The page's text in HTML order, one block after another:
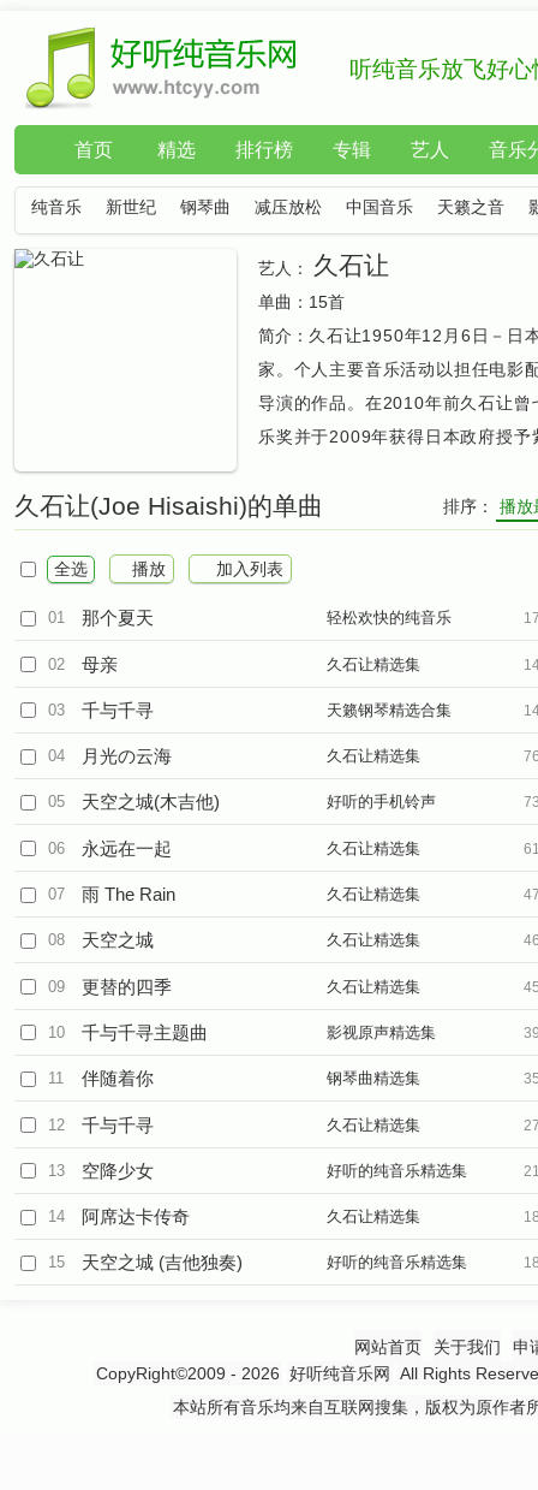
听纯音乐放飞好心
首页 精选 排行榜 专辑 艺人 音乐
纯音乐 新世纪 钢琴曲 减压放松 中国音乐 天籁之音
艺人： 久石让
单曲： 15首
简介： 久石让1950年12月6日－日
家。个人主要音乐活动以担任电影
导演的作品。在2010年前久石让
乐奖并于2009年获得日本政府授予
久石让(Joe Hisaishi)的单曲 排序： 播放
全选 播放 加入列表
01 那个夏天 轻松欢快的纯音乐
02 母亲 久石让精选集
03 千与千寻 天籁钢琴精选合集
04 月光の云海 久石让精选集
05 天空之城(木吉他) 好听的手机铃声
06 永远在一起 久石让精选集
07 雨 The Rain 久石让精选集
08 天空之城 久石让精选集
09 更替的四季 久石让精选集
10 千与千寻主题曲 影视原声精选集
11 伴随着你 钢琴曲精选集
12 千与千寻 久石让精选集
13 空降少女 好听的纯音乐精选集
14 阿席达卡传奇 久石让精选集
15 天空之城 (吉他独奏) 好听的纯音乐精选集
网站首页 关于我们
申
CopyRight©2009 - 2026 好听纯音乐网
All Rights
本站所有音乐均来自互联网搜集，版权为原作者